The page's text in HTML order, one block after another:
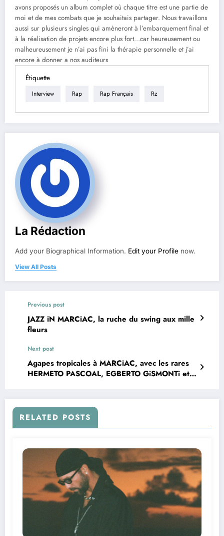
avons proposés un album complet où chaque titre est une partie de
moi et de mes combats que je souhaitais partager. Nous travaillons
aussi sur plusieurs singles qui amèneront à l’embarquement final et
à la réalisation de projets encore plus fort…car heureusement ou
malheureusement je n’ai pas fini la thérapie personnelle et j’ai
encore à donner a nos auditeurs
Étiquette
Interview Rap Rap Français Rz
La Rédaction
Add your Biographical Information. Edit your Profile now.
View All Posts
Previous post
JAZZ iN MARCiAC, la ruche du swing aux mille
fleurs
Next post
Agapes tropicales à MARCiAC, avec les rares
HERMETO PASCOAL, EGBERTO GiSMONTi et
RELATED POSTS